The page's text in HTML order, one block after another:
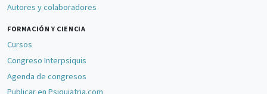
Autores y colaboradores
FORMACIÓN Y CIENCIA
Cursos
Congreso Interpsiquis
Agenda de congresos
Publicar en Psiquiatria.com